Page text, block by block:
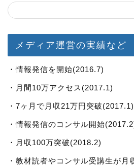
メディア運営の実績など
・情報発信を開始(2016.7)
・月間10万アクセス(2017.1)
・7ヶ月で月収21万円突破(2017.1)
・情報発信のコンサル開始
・月収100万突破(2018.2)
・教材読者やコンサル受講生が月